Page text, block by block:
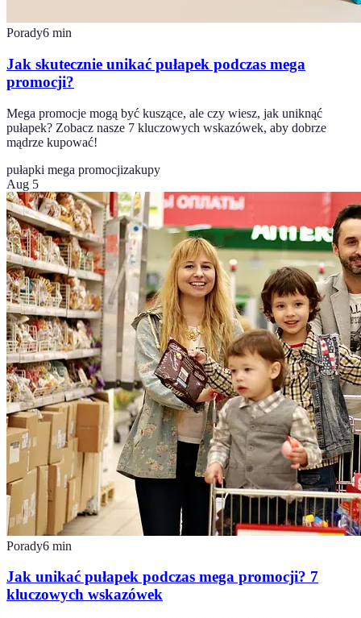
Porady6 min
Jak skutecznie unikać pułapek podczas mega
promocji?
Mega promocje mogą być kuszące, ale czy wiesz, jak uniknąć
pułapek? Zobacz nasze 7 kluczowych wskazówek, aby dobrze
mądrze kupować!
pułapki mega promocjizakupy
Aug 5
Porady6 min
Jak unikać pułapek podczas mega promocji? 7
kluczowych wskazówek